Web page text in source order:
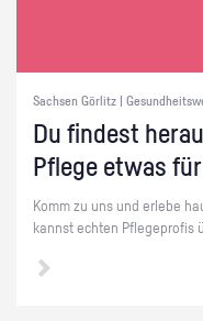
Sachsen Görlitz |
Du fin­dest
Pfle­ge etwas
Komm zu uns und er­le­be
kannst ech­ten Pfle­ge­pro­fis